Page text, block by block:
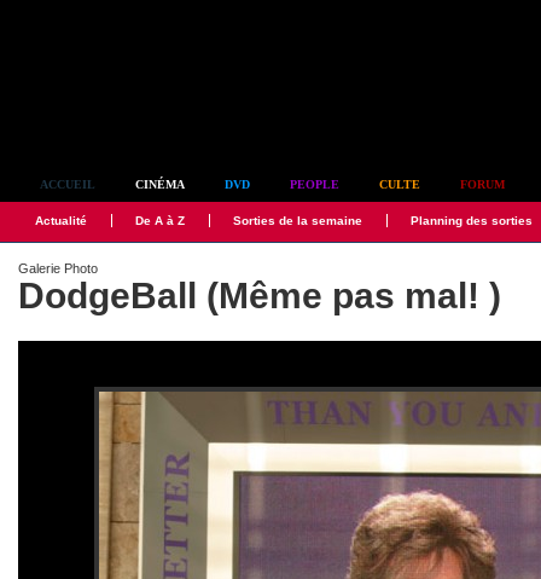
ACCUEIL CINÉMA DVD PEOPLE CULTE FORUM
Actualité De A à Z Sorties de la semaine Planning des sorties
Galerie Photo
DodgeBall (Même pas mal! )